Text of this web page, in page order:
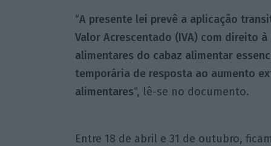
“A presente lei prevê a aplicação
Valor Acrescentado (IVA) com direito
alimentares do cabaz alimentar
temporária de resposta ao aumento
alimentares“, lê-se no documento.
Entre 18 de abril e 31 de outubro,